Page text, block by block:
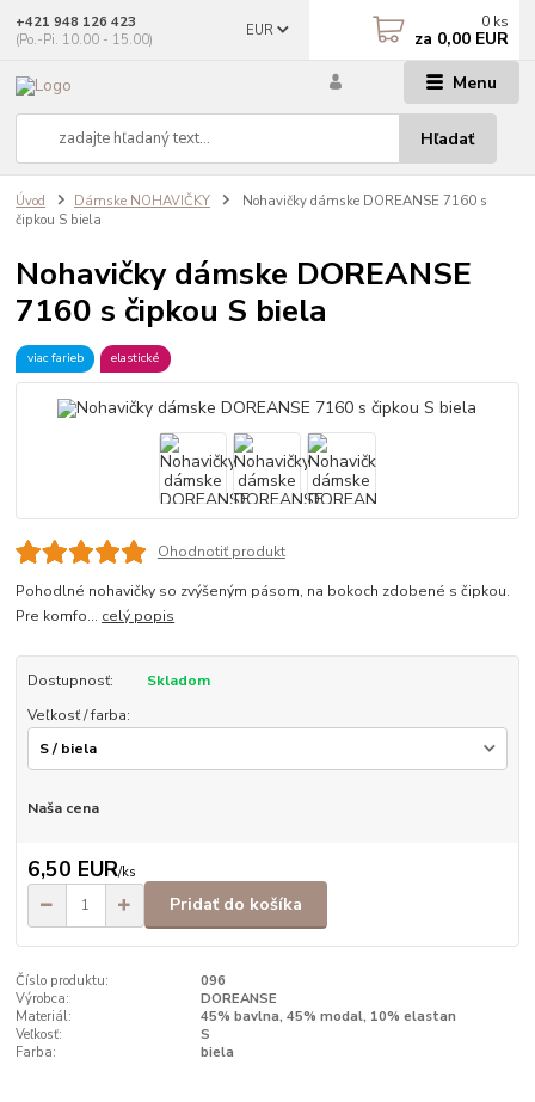
Menu
EUR
Hľadať
+421 948 126 423
(Po.-Pi. 10.00 - 15.00)
0 ks
za 0,00 EUR
Úvod Dámske NOHAVIČKY
Nohavičky dámske DOREANSE 7160 s
čipkou S biela
Nohavičky dámske DOREANSE
7160 s čipkou S biela
viac farieb elastické
Ohodnotiť produkt
Pohodlné nohavičky so zvýšeným pásom, na bokoch zdobené s čipkou.
Pre komfo... celý popis
Dostupnosť:
Skladom
Veľkosť / farba:
Naša cena
6,50 EUR/ks
Pridať do košíka
Číslo produktu:
096
Výrobca:
DOREANSE
Materiál:
45% bavlna, 45% modal, 10% elastan
Veľkosť:
S
Farba:
biela